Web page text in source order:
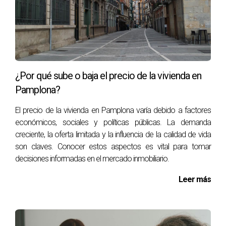
PREGUNTAS FRECUENTES
¿Qué es la cédula de habitabilidad?
Es un documento que certifica que una vivienda cumple
con los requisitos mínimos de calidad y seguridad
¿Cómo puedo obtenerla?
Debes presentar una solicitud en tu Ayuntamiento con los
documentos necesarios, incluyendo un certificado técnico
Generalmente, el trámite puede tardar desde unas
¿Por qué sube o baja el precio de la vivienda en
Pamplona?
El precio de la vivienda en Pamplona varía debido a factores
económicos, sociales y políticas públicas. La demanda
creciente, la oferta limitada y la influencia de la calidad de vida
son claves. Conocer estos aspectos es vital para tomar
decisiones informadas en el mercado inmobiliario.
Leer más